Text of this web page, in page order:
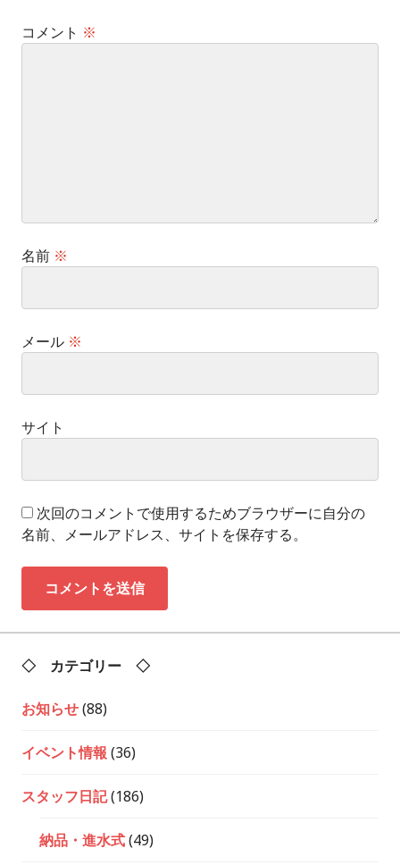
コメント ※
名前 ※
メール ※
サイト
次回のコメントで使用するためブラウザーに自分の
名前、メールアドレス、サイトを保存する。
◇ カテゴリー ◇
お知らせ(88)
イベント情報 (36)
スタッフ日記(186)
納品・進水式(49)